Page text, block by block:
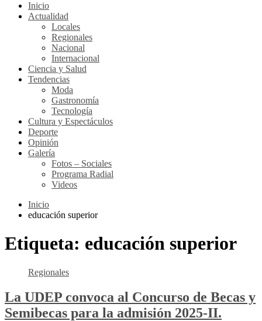
Inicio
Actualidad
Locales
Regionales
Nacional
Internacional
Ciencia y Salud
Tendencias
Moda
Gastronomía
Tecnología
Cultura y Espectáculos
Deporte
Opinión
Galería
Fotos – Sociales
Programa Radial
Videos
Inicio
educación superior
Etiqueta: educación superior
Regionales
La UDEP convoca al Concurso de Becas y
Semibecas para la admisión 2025-II.